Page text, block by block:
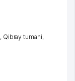
Qibray tumani